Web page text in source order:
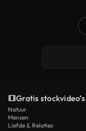
Gratis stockvideo’s
Natuur
Mensen
Liefde & Relaties